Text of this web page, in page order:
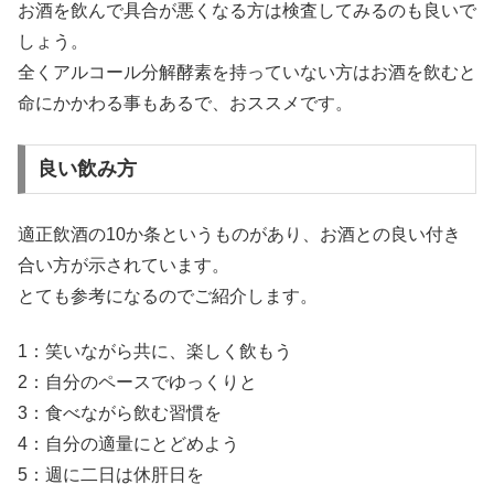
お酒を飲んで具合が悪くなる方は検査してみるのも良いで
しょう。
全くアルコール分解酵素を持っていない方はお酒を飲むと
命にかかわる事もあるで、おススメです。
良い飲み方
適正飲酒の10か条というものがあり、お酒との良い付き
合い方が示されています。
とても参考になるのでご紹介します。
1：笑いながら共に、楽しく飲もう
2：自分のペースでゆっくりと
3：食べながら飲む習慣を
4：自分の適量にとどめよう
5：週に二日は休肝日を